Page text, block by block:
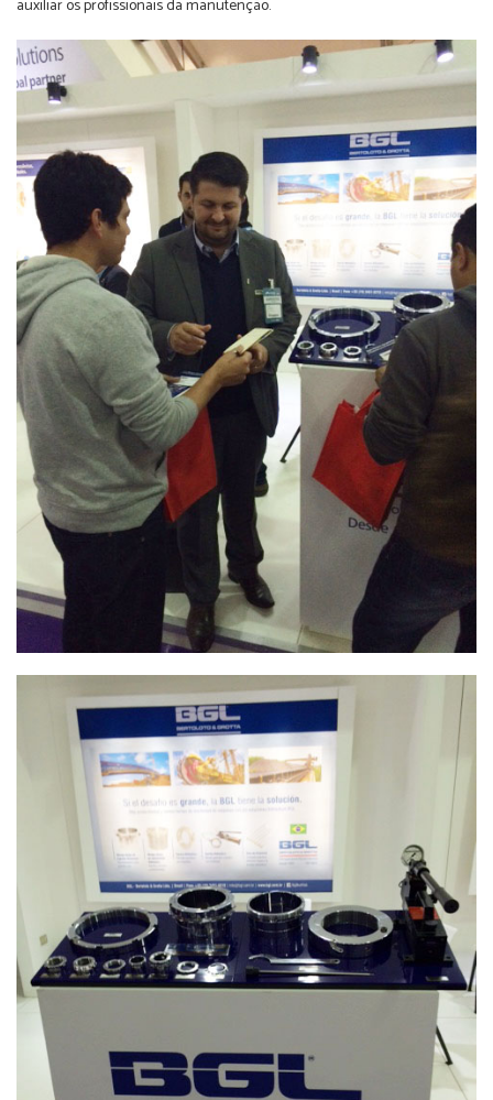
auxiliar os profissionais da manutenção.